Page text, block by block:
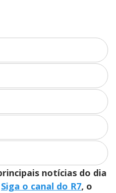
notícias do dia
Siga o canal do R7, o